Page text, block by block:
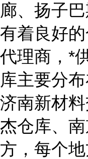
廊、扬子
有着良好
代理商，*
库主要分
济南新材
杰仓库、
方，每个